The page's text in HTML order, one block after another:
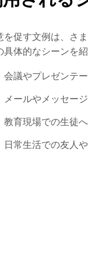
を促す文例は、さ
具体的なシーンを紹
会議やプレゼンテ
メールやメッセー
教育現場での生徒
日常生活での友人